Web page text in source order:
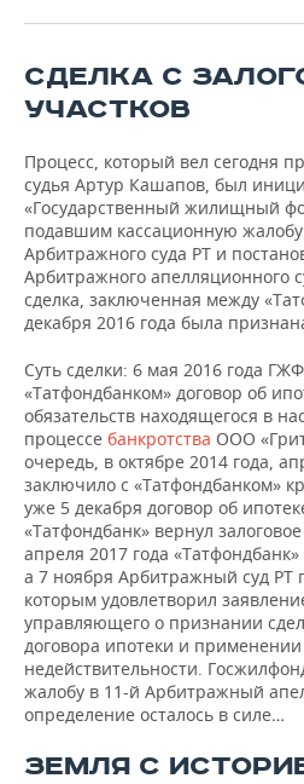
ОТКРЫТАЯ ЛЕКЦИЯ
БАСКЕТБОЛ
ВОЛЕЙБОЛ
КИБЕРСПОРТ
ФИГУРНОЕ КАТАНИЕ
ВОДНЫЕ ВИДЫ СПОРТА
ИНФРАСТРУКТУРА
ИСТОРИЯ
КУЛЬТУРА
МЕДИЦИНА
ОБРАЗОВАНИЕ
СПРАВОЧНИК
СПИСОК ПЕРСОН
СПИСОК КОМПАНИЙ
СДЕЛКА С
УЧАСТКОВ
Процесс, который вел сегодня
судья Артур Кашапов, был
«Государственный жилищный
подавшим кассационную
Арбитражного суда РТ и
Арбитражного апелляционного
сделка, заключенная между
декабря 2016 года была
Суть сделки: 6 мая 2016 года
«Татфондбанком» договор об
обязательств находящегося в
процессе банкротства ООО
очередь, в октябре 2014 года,
заключило с «Татфондбанком»
уже 5 декабря договор об
«Татфондбанк» вернул
апреля 2017 года
а 7 ноября Арбитражный суд РТ
которым удовлетворил
управляющего о признании
договора ипотеки и
недействительности.
жалобу в 11-й Арбитражный
определение осталось в силе…
ЗЕМЛЯ С